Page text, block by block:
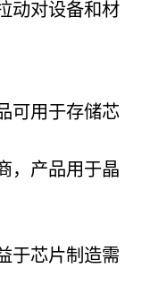
动对设备和材
可用于存储芯
，产品用于晶
于芯片制造需